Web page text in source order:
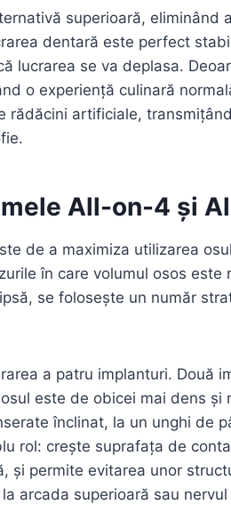
superioară, eliminând
dentară este perfect
lucrarea se va deplasa.
o experiență culinară
rădăcini artificiale,
All-on-4 și
de a maximiza utilizarea
în care volumul osos este
se folosește un număr
a patru implanturi. Două
este de obicei mai dens și
înclinat, la un unghi de
rol: crește suprafața de
și permite evitarea unor
arcada superioară sau